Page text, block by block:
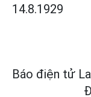
14.8.1929
Báo điện tử